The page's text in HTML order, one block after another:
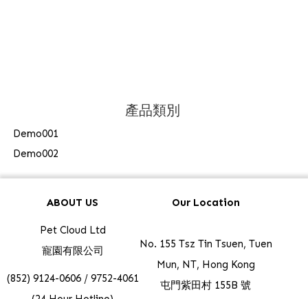
產品類別
Demo001
Demo002
ABOUT US
Pet Cloud Ltd
寵園有限公司
(852) 9124-0606 / 9752-4061
Our Location
No. 155 Tsz Tin Tsuen, Tuen
Mun, NT, Hong Kong
屯門紫田村 155B 號